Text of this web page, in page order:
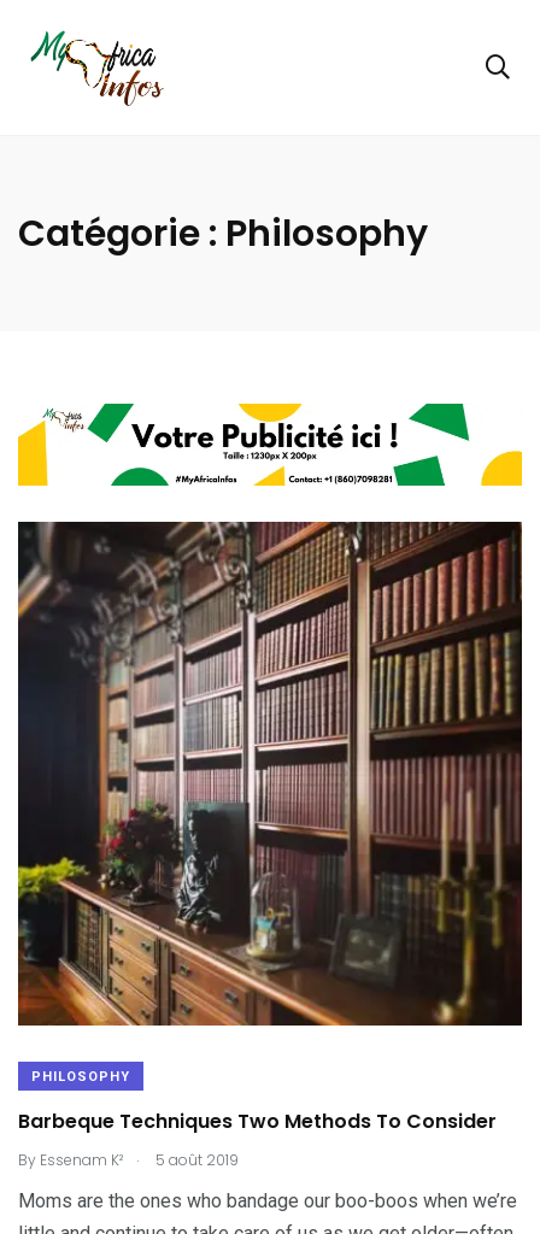
Catégorie : Philosophy
PHILOSOPHY
Barbeque Techniques Two Methods To Consider
By Essenam K² . 5 août 2019
Moms are the ones who bandage our boo-boos when we’re